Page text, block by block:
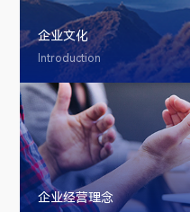
企业文化
Introduction
企业经营理念